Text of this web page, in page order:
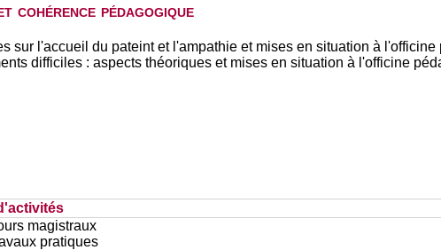
pédagogique
sur l'accueil du pateint et l'ampathie et mises en situation à
difficiles : aspects théoriques et mises en situation à l'officine
magistraux
pratiques